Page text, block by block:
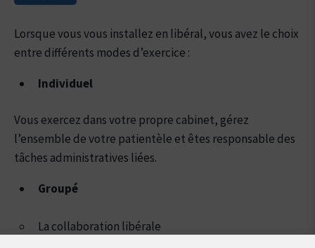
Lorsque vous vous installez en libéral, vous avez le choix
entre différents modes d’exercice :
Individuel
Vous exercez dans votre propre cabinet, gérez
l’ensemble de votre patientèle et êtes responsable des
tâches administratives liées.
Groupé
La collaboration libérale